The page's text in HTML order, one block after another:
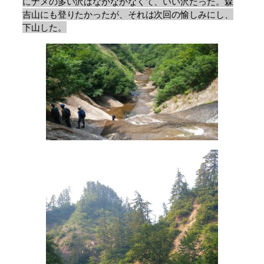
吉山にも登りたかったが、それは次回の愉しみにし、
下山した。